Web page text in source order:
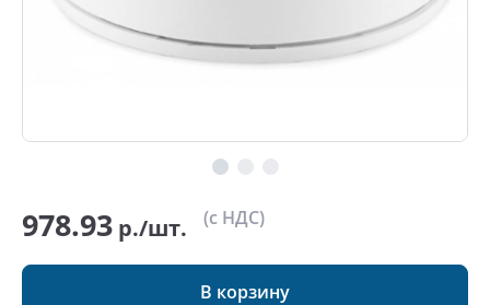
978.93 р./шт. (с НДС)
В корзину